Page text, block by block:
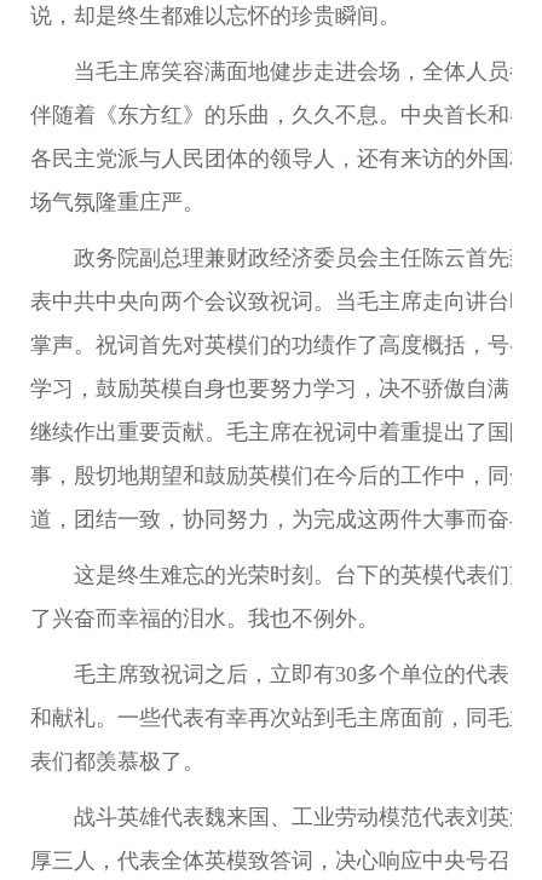
说，却是终生都难以忘怀的珍贵瞬间。
当毛主席笑容满面地健步走进会场，全体人员都
伴随着《东方红》的乐曲，久久不息。中央首长和各
各民主党派与人民团体的领导人，还有来访的外国友
场气氛隆重庄严。
政务院副总理兼财政经济委员会主任陈云首先致
表中共中央向两个会议致祝词。当毛主席走向讲台时
掌声。祝词首先对英模们的功绩作了高度概括，号召
学习，鼓励英模自身也要努力学习，决不骄傲自满，
继续作出重要贡献。毛主席在祝词中着重提出了国防
事，殷切地期望和鼓励英模们在今后的工作中，同全
道，团结一致，协同努力，为完成这两件大事而奋斗
这是终生难忘的光荣时刻。台下的英模代表们望
了兴奋而幸福的泪水。我也不例外。
毛主席致祝词之后，立即有30多个单位的代表，
和献礼。一些代表有幸再次站到毛主席面前，同毛主
表们都羡慕极了。
战斗英雄代表魏来国、工业劳动模范代表刘英源
厚三人，代表全体英模致答词，决心响应中央号召，